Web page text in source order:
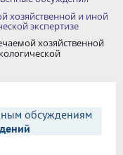
хозяйственной и иной
экспертизе
хозяйственной
обсуждениям